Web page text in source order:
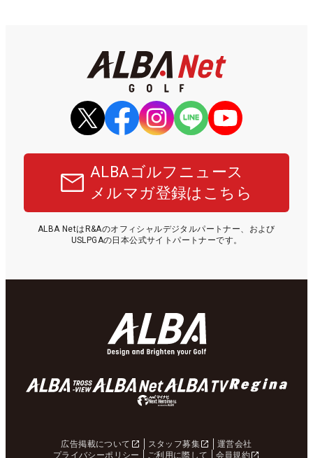
ALBAゴルフニュース
メルマガ登録はこちら
ALBA NetはR&Aのオフィシャルデジタルパートナー、および
USLPGAの日本公式サイトパートナーです。
広告掲載について スタッフ募集
運営会社
プライバシーポリシー
ご利用に際して 会員規約